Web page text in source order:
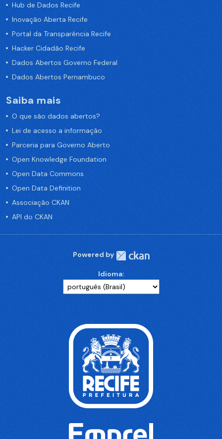
Hub de Dados Recife
Inovação Aberta Recife
Portal da Transparência Recife
Hacker Cidadão Recife
Dados Abertos Governo Federal
Dados Abertos Pernambuco
Saiba mais
O que são dados abertos?
Lei de acesso a informação
Parceria para Governo Aberto
Open Knowledge Foundation
Open Data Commons
Open Data Definition
Associação CKAN
API do CKAN
Powered by
Idioma